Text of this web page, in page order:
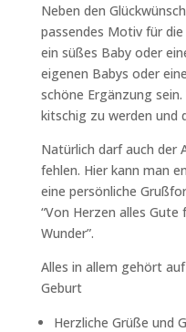
Neben den
passendes Motiv für
ein süßes Baby oder
eigenen Babys oder
schöne Ergänzung
kitschig zu werden und
Natürlich darf auch der
fehlen. Hier kann man
eine persönliche
“Von Herzen alles Gute
Wunder”.
Alles in allem gehört
Geburt
Herzliche Grüße und